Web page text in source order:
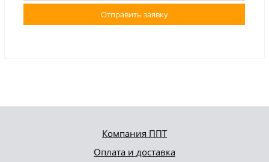
Отправить заявку
Компания ППТ
Оплата и доставка